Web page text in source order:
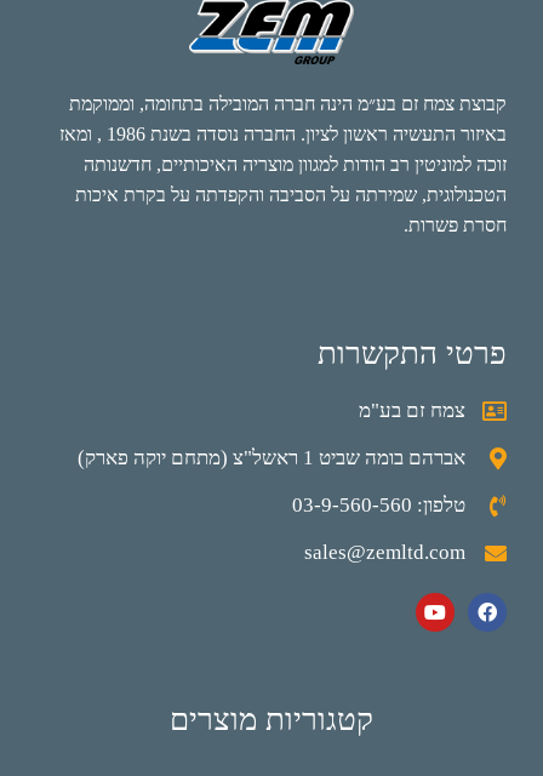
קבוצת צמח זם בע״מ הינה חברה המובילה בתחומה, וממוקמת
באיזור התעשיה ראשון לציון. החברה נוסדה בשנת 1986 , ומאז
זוכה למוניטין רב הודות למגוון מוצריה האיכותיים, חדשנותה
הטכנולוגית, שמירתה על הסביבה והקפדתה על בקרת איכות
חסרת פשרות.
פרטי התקשרות
צמח זם בע"מ
אברהם בומה שביט 1 ראשל"צ (מתחם יוקה פארק)
טלפון: 03-9-560-560
sales@zemltd.com
קטגוריות מוצרים